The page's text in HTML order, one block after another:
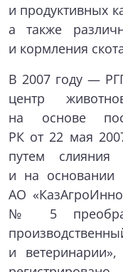
и продуктивных
а также
и кормления
В 2007 году —
центр
на основе
РК от 22 мая
путем слияния
и на основании
АО
№ 5
и